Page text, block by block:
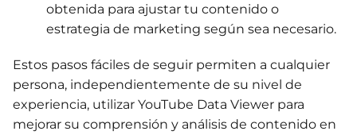
obtenida para ajustar tu contenido o
estrategia de marketing según sea necesario.
Estos pasos fáciles de seguir permiten a cualquier
persona, independientemente de su nivel de
experiencia, utilizar YouTube Data Viewer para
mejorar su comprensión y análisis de contenido en